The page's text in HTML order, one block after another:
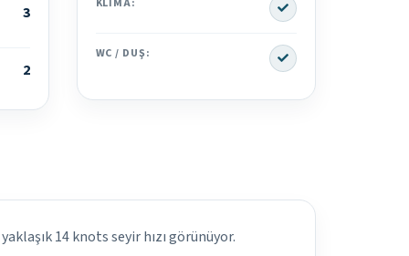
3
2
KLIMA: Yes
WC / DUŞ: Yes
14 knots seyir hızı görünüyor.